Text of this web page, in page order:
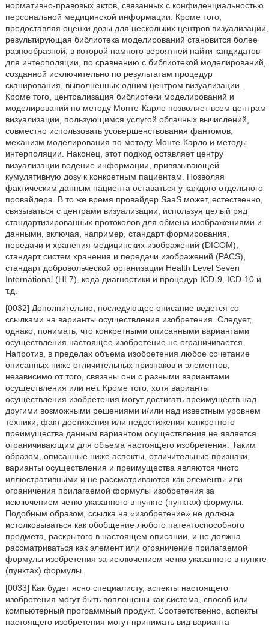
нормативно-правовых актов, связанных с конфиденциальностью
персональной медицинской информации. Кроме того,
предоставляя оценки дозы для нескольких центров визуализации,
результирующая библиотека моделирований становится более
разнообразной, в которой намного вероятней найти кандидатов
для интерполяции, по сравнению с библиотекой моделирований,
созданной исключительно по результатам процедур
сканирования, выполненных одним центром визуализации.
Кроме того, централизация библиотеки моделирований и
моделирований по методу Монте-Карло позволяет всем центрам
визуализации, пользующимся услугой облачных вычислений,
совместно использовать усовершенствования фантомов,
механизм моделирования по методу Монте-Карло и методы
интерполяции. Наконец, этот подход оставляет центру
визуализации ведение информации, привязывающей
кумулятивную дозу к конкретным пациентам. Позволяя
фактическим данным пациента оставаться у каждого отдельного
провайдера. В то же время провайдер SaaS может, естественно,
связываться с центрами визуализации, используя целый ряд
стандартизированных протоколов для обмена изображениями и
данными, включая, например, стандарт формирования,
передачи и хранения медицинских изображений (DICOM),
стандарт систем хранения и передачи изображений (PACS),
стандарт добровольческой организации Health Level Seven
International (HL7), кода диагностики и процедур ICD-9, ICD-10 и
т.д.
[0032] Дополнительно, последующее описание ведется со
ссылками на варианты осуществления изобретения. Следует,
однако, понимать, что конкретными описанными вариантами
осуществления настоящее изобретение не ограничивается.
Напротив, в пределах объема изобретения любое сочетание
описанных ниже отличительных признаков и элементов,
независимо от того, связаны они с разными вариантами
осуществления или нет. Кроме того, хотя варианты
осуществления изобретения могут достигать преимуществ над
другими возможными решениями и/или над известным уровнем
техники, факт достижения или недостижения конкретного
преимущества данным вариантом осуществления не является
ограничивающим для объема настоящего изобретения. Таким
образом, описанные ниже аспекты, отличительные признаки,
варианты осуществления и преимущества являются чисто
иллюстративными и не рассматриваются как элементы или
ограничения прилагаемой формулы изобретения за
исключением четко указанного в пункте (пунктах) формулы.
Подобным образом, ссылка на «изобретение» не должна
истолковываться как обобщение любого патентоспособного
предмета, раскрытого в настоящем описании, и не должна
рассматриваться как элемент или ограничение прилагаемой
формулы изобретения за исключением четко указанного в пункте
(пунктах) формулы.
[0033] Как будет ясно специалисту, аспекты настоящего
изобретения могут быть воплощены как система, способ или
компьютерный программный продукт. Соответственно, аспекты
настоящего изобретения могут принимать вид варианта